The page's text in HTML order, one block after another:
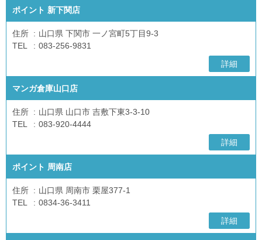
ポイント 新下関店
住所
山口県 下関市 一ノ宮町5丁目9-3
TEL
083-256-9831
詳細
マンガ倉庫山口店
住所
山口県 山口市 吉敷下東3-3-10
TEL
083-920-4444
詳細
ポイント 周南店
住所
山口県 周南市 栗屋377-1
TEL
0834-36-3411
詳細